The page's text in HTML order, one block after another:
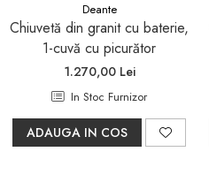
Deante
Chiuvetă din granit cu baterie,
1-cuvă cu picurător
1.270,00 Lei
In Stoc Furnizor
ADAUGA IN COS